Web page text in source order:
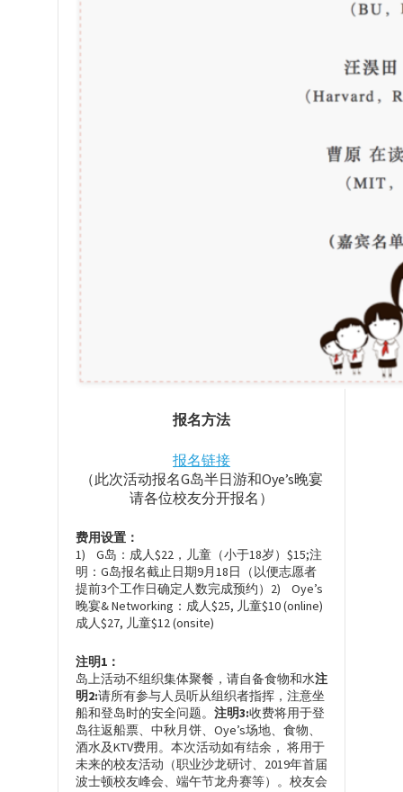
报名方法
报名链接
（此次活动报名G岛半日游和Oye’s晚宴
请各位校友分开报名）
费用设置：
1) G岛：成人$22，儿童（小于18岁）$15;注
明：G岛报名截止日期9月18日（以便志愿者
提前3个工作日确定人数完成预约）2) Oye’s
晚宴& Networking：成人$25, 儿童$10 (online)
成人$27, 儿童$12 (onsite)
注明1：
岛上活动不组织集体聚餐，请自备食物和水注
明2:请所有参与人员听从组织者指挥，注意坐
船和登岛时的安全问题。 注明3:收费将用于登
岛往返船票、中秋月饼、Oye’s场地、食物、
酒水及KTV费用。本次活动如有结余， 将用于
未来的校友活动（职业沙龙研讨、2019年首届
波士顿校友峰会、端午节龙舟赛等）。校友会